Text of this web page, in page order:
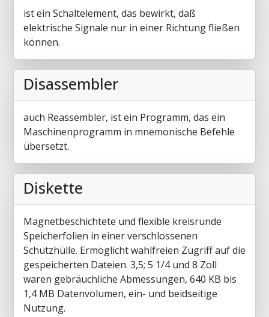
ist ein Schaltelement, das bewirkt, daß
elektrische Signale nur in einer Richtung fließen
können.
Disassembler
auch Reassembler, ist ein Programm, das ein
Maschinenprogramm in mnemonische Befehle
übersetzt.
Diskette
Magnetbeschichtete und flexible kreisrunde
Speicherfolien in einer verschlossenen
Schutzhülle. Ermöglicht wahlfreien Zugriff auf die
gespeicherten Dateien. 3,5; 5 1/4 und 8 Zoll
waren gebräuchliche Abmessungen, 640 KB bis
1,4 MB Datenvolumen, ein- und beidseitige
Nutzung.